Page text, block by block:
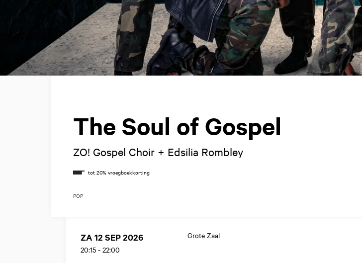
The Soul of Gospel
ZO! Gospel Choir + Edsilia Rombley
POP
ZA 12 SEP 2026
20:15 - 22:00
Grote Zaal